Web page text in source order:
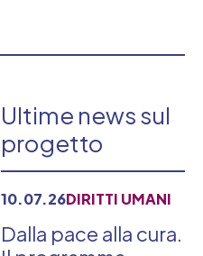
Ultime news sul
progetto
10.07.26DIRITTI UMANI
Dalla pace alla cura.